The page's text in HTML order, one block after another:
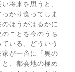
将来を思うと、
かり食ってしま
ほうがはるかに
ことを今のうち
いる。どういう
家が一斉に「奥の
、都会地の極め